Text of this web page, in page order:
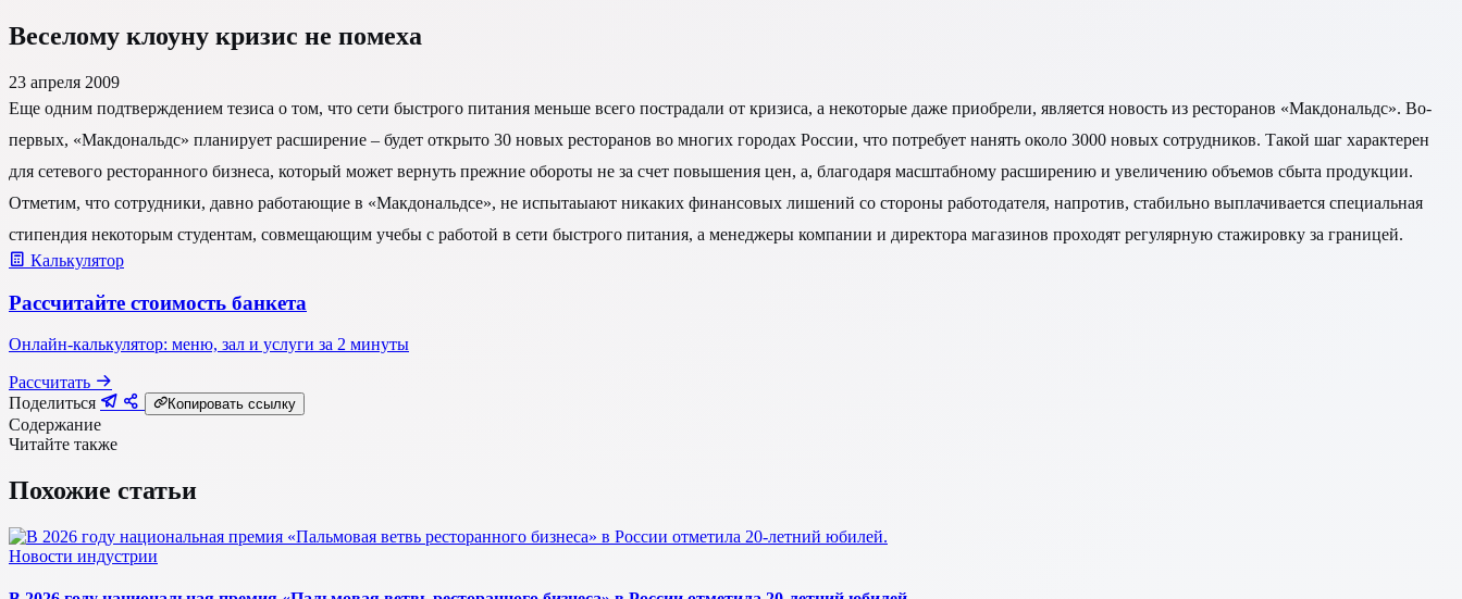
Веселому клоуну кризис не помеха
23 апреля 2009
Еще одним подтверждением тезиса о том, что сети быстрого питания меньше всего пострадали от кризиса, а некоторые даже приобрели, является новость из ресторанов «Макдональдс». Во-
первых, «Макдональдс» планирует расширение – будет открыто 30 новых ресторанов во многих городах России, что потребует нанять около 3000 новых сотрудников. Такой шаг характерен
для сетевого ресторанного бизнеса, который может вернуть прежние обороты не за счет повышения цен, а, благодаря масштабному расширению и увеличению объемов сбыта продукции.
Отметим, что сотрудники, давно работающие в «Макдональдсе», не испытаыают никаких финансовых лишений со стороны работодателя, напротив, стабильно выплачивается специальная
стипендия некоторым студентам, совмещающим учебы с работой в сети быстрого питания, а менеджеры компании и директора магазинов проходят регулярную стажировку за границей.
Калькулятор
Рассчитайте стоимость банкета
Онлайн-калькулятор: меню, зал и услуги за 2 минуты
Рассчитать
Поделиться
Копировать ссылку
Содержание
Читайте также
Похожие статьи
Новости индустрии